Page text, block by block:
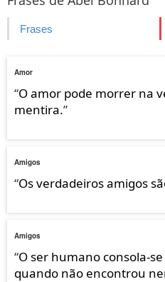
Frases
Amor
“O amor pode morrer na
mentira.”
Amigos
“Os verdadeiros amigos
Amigos
“O ser humano consola-
quando não encontrou